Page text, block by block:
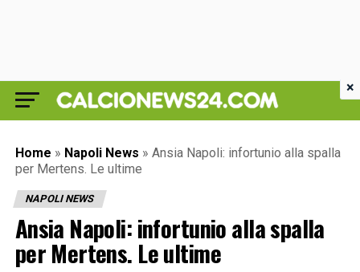
Home » Napoli News » Ansia Napoli: infortunio alla spalla
per Mertens. Le ultime
NAPOLI NEWS
Ansia Napoli: infortunio alla spalla
per Mertens. Le ultime
×